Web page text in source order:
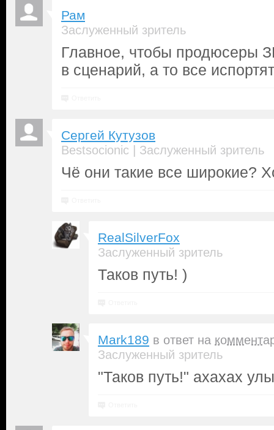
Рам
Заслуженный зритель
Главное, чтобы продюсеры
в сценарий, а то все испортят
Сергей Кутузов
Bestsocionic | Заслуженный зритель
Чё они такие все широкие?
RealSilverFox
Заслуженный зритель
Таков путь! )
Mark189 в ответ на
Заслуженный зритель
"Таков путь!" ахахах